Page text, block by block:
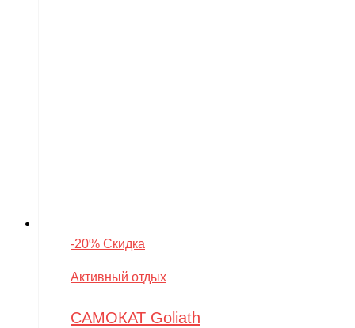
-20% Скидка
Активный отдых
САМОКАТ Goliath